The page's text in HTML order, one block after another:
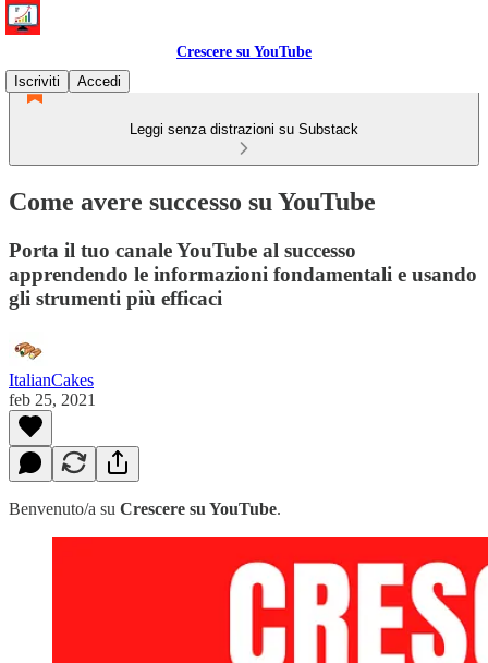
Crescere su YouTube
Iscriviti
Accedi
Leggi senza distrazioni su Substack
Come avere successo su YouTube
Porta il tuo canale YouTube al successo
apprendendo le informazioni fondamentali e usando
gli strumenti più efficaci
ItalianCakes
feb 25, 2021
Benvenuto/a su Crescere su YouTube.